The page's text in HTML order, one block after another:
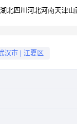
湖北四川 河北河南天津山
汉市 江夏区